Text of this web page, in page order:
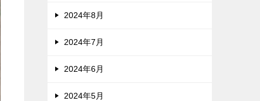
2024年8月
2024年7月
2024年6月
2024年5月